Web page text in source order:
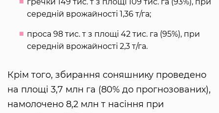
середній врожайності 1,36 т/га;
проса 98 тис. т з площі 42 тис. га (95%), при
середній врожайності 2,3 т/га.
Крім того, збирання соняшнику проведено
на площі 3,7 млн га (80% до прогнозованих),
намолочено 8,2 млн т насіння при